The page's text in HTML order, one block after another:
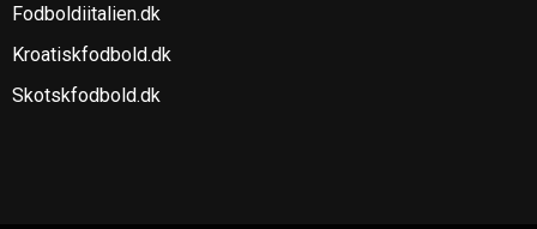
Fodboldiitalien.dk
Kroatiskfodbold.dk
Skotskfodbold.dk